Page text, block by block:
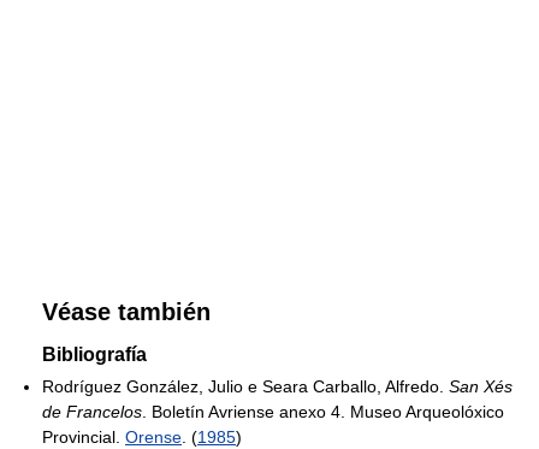
Véase también
Bibliografía
Rodríguez González, Julio e Seara Carballo, Alfredo. San Xés
de Francelos . Boletín Avriense anexo 4. Museo Arqueolóxico
Provincial. Orense . (1985)